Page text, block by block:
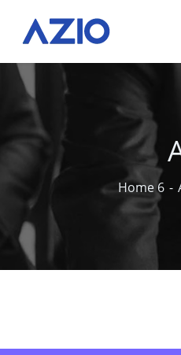
Home 6